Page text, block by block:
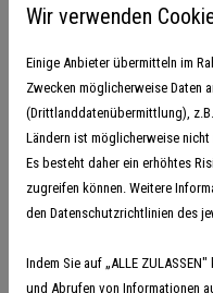
Saisonstart
20. September 2024
Vor knapp drei Jahren hat
Bremen in einem
Deutschen Handballbund
a-Side Handball nach
immer mehr Begeisterung
Wir verwenden
Einige Anbieter übermitteln im
Zwecken möglicherweise Daten
(Drittlanddatenübermittlung),
Ländern ist möglicherweise nicht
Es besteht daher ein erhöhtes
zugreifen können. Weitere
den Datenschutzrichtlinien des
Indem Sie auf „ALLE
und Abrufen von Informationen